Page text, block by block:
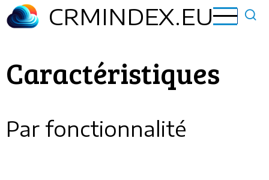
Aller
au
CRMINDEX.EU
Caractéristiques
Par fonctionnalité